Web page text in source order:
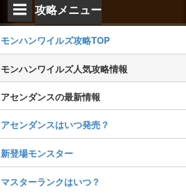
攻略メニュー
モンハンワイルズ攻略TOP
モンハンワイルズ人気攻略情報
アセンダンスの最新情報
アセンダンスはいつ発売？
新登場モンスター
マスターランクはいつ？